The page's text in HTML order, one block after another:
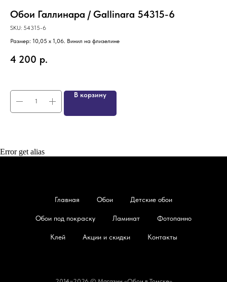
Обои Галлинара / Gallinara 54315-6
SKU: 54315-6
Размер: 10,05 х 1,06. Винил на флизелине
4 200 р.
В корзину
Error get alias
Главная Обои Детские обои
Обои под покраску Ламинат Фотопанно
Клей Акции и скидки Контакты